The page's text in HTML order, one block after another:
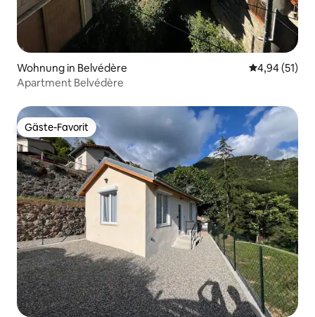
Wohnung in Belvédère
4,94 (51)
Apartment Belvédère
Gäste-Favorit
Gäste-Favorit